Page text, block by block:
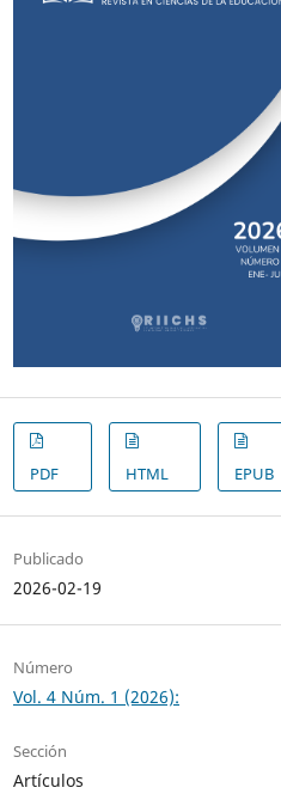
PDF HTML EPUB
Publicado
2026-02-19
Número
Vol. 4 Núm. 1 (2026):
Sección
Artículos